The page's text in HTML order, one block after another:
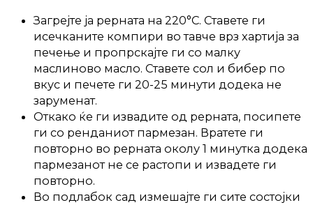
Загрејте ја рерната на 220°С. Ставете ги
исечканите компири во тавче врз хартија за
печење и пропрскајте ги со малку
маслиново масло. Ставете сол и бибер по
вкус и печете ги 20-25 минути додека не
заруменат.
Откако ќе ги извадите од рерната, посипете
ги со ренданиот пармезан. Вратете ги
повторно во рерната околу 1 минутка додека
пармезанот не се растопи и извадете ги
повторно.
Во подлабок сад измешајте ги сите состојки